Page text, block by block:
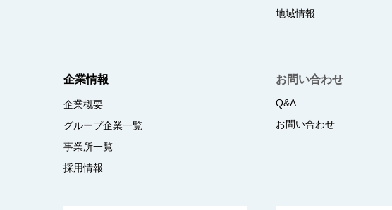
地域情報
企業情報
企業概要
グループ企業一覧
事業所一覧
採用情報
お問い合わせ
Q&A
お問い合わせ